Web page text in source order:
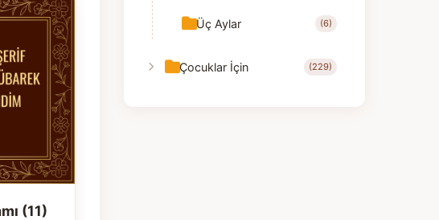
(11)
Üç Aylar (6)
Çocuklar İçin (229)